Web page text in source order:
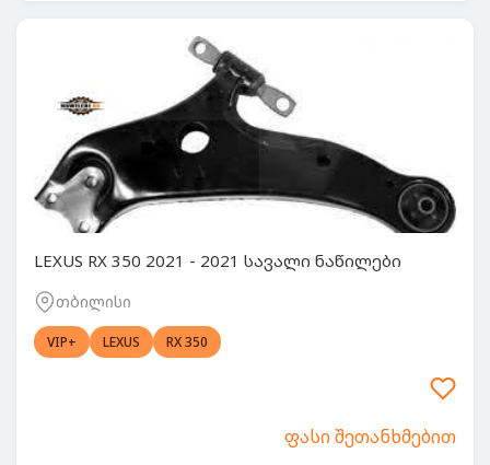
LEXUS RX 350 2021 - 2021 სავალი ნაწილები
თბილისი
VIP+ LEXUS RX 350
ფასი შეთანხმებით